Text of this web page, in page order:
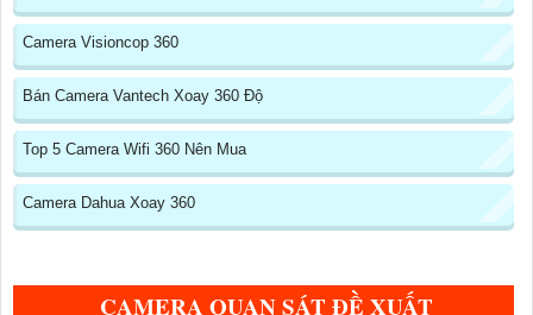
Camera Visioncop 360
Bán Camera Vantech Xoay 360 Độ
Top 5 Camera Wifi 360 Nên Mua
Camera Dahua Xoay 360
CAMERA QUAN SÁT ĐỀ XUẤT